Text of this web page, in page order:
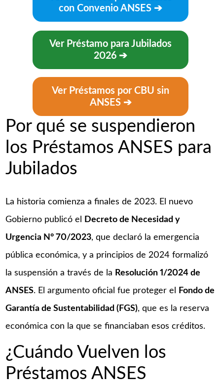
con Convenio ANSES ➔
Ver Préstamo para Jubilados
2026 ➔
Ver Préstamos por CBU sin
ANSES ➔
Por qué se suspendieron
los Préstamos ANSES para
Jubilados
La historia comienza a finales de 2023. El nuevo
Gobierno publicó el
Decreto de Necesidad y
Urgencia N° 70/2023, que declaró la emergencia
pública económica, y a principios de 2024 formalizó
la suspensión a través de la Resolución 1/2024 de
ANSES. El argumento oficial fue proteger el
Fondo de
Garantía de Sustentabilidad (FGS), que es la reserva
económica con la que se financiaban esos créditos.
¿Cuándo Vuelven los
Préstamos ANSES